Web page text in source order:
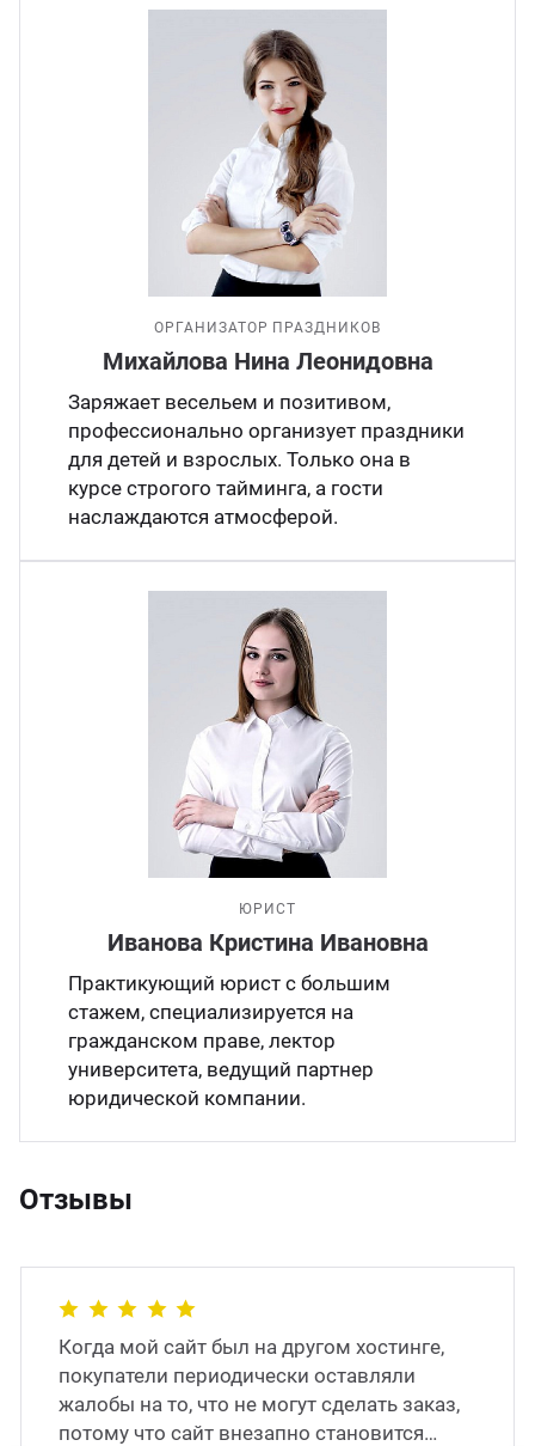
ОРГАНИЗАТОР ПРАЗДНИКОВ
Михайлова Нина Леонидовна
Заряжает весельем и позитивом,
профессионально организует праздники
для детей и взрослых. Только она в
курсе строгого тайминга, а гости
наслаждаются атмосферой.
ЮРИСТ
Иванова Кристина Ивановна
Практикующий юрист с большим
стажем, специализируется на
гражданском праве, лектор
университета, ведущий партнер
юридической компании.
Отзывы
Когда мой сайт был на другом хостинге,
покупатели периодически оставляли
жалобы на то, что не могут сделать заказ,
потому что сайт внезапно становится